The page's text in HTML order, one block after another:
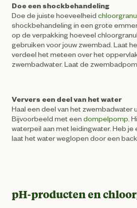
Doe een shockbehandeling
Doe de juiste hoeveelheid
shockbehandeling in een grote
op de verpakking hoeveel
gebruiken voor jouw zwembad. Laat
verdeel het meteen over het
zwembadwater. Laat de
Ververs een deel van het water
Haal een deel van het zwembadwater
Bijvoorbeeld met een dompelpomp .
waterpeil aan met leidingwater. Heb je
laat het water weglopen door een
pH-producten en